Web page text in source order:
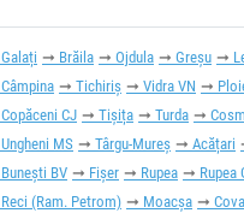
Galați Brăila Ojdula Greșu
Câmpina
Tichiriș Vidra VN
Copăceni CJ
Tișița Turda
Ungheni MS
Târgu-Mureș Acățari
Bunești BV
Fișer Rupea Rupea
Reci (Ram. Petrom)
Moacșa